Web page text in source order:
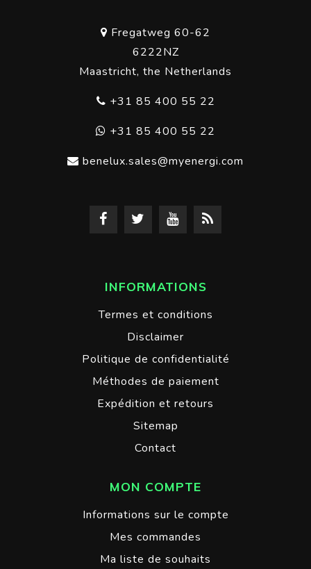
Fregatweg 60-62
6222NZ
Maastricht, the Netherlands
+31 85 400 55 22
+31 85 400 55 22
benelux.sales@myenergi.com
INFORMATIONS
Termes et conditions
Disclaimer
Politique de confidentialité
Méthodes de paiement
Expédition et retours
Sitemap
Contact
MON COMPTE
Informations sur le compte
Mes commandes
Ma liste de souhaits